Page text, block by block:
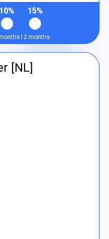
10% 15%
12 months
[NL]